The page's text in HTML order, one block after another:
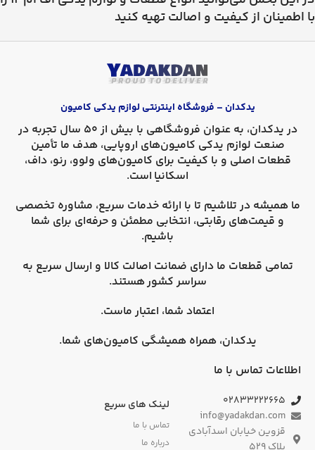
با اطمینان از کیفیت و اصالت تهیه کنید
یدکدان – فروشگاه اینترنتی لوازم یدکی کامیون
در یدکدان
، به عنوان فروشگاهی با بیش از 50 سال تجربه در
صنعت لوازم یدکی کامیون‌های اروپایی، هدف ما تأمین
قطعات اصلی و با کیفیت برای کامیون‌های ولوو، رنو، داف،
اسکانیا است.
ما همیشه در تلاشیم تا با ارائه خدمات سریع، مشاوره تخصصی
و قیمت‌های رقابتی، انتخابی مطمئن و حرفه‌ای برای شما
باشیم.
تمامی قطعات ما دارای ضمانت اصالت کالا و ارسال سریع به
سراسر کشورهستند.
اعتماد شما، اعتبار ماست.
یدکدان، همراه همیشگی کامیون‌های شما.
اطلاعات تماس با ما
۰۲۸۳۳۲۲۲۶۶۵
info@yadakdan.com
قزوین خیابان اسدآبادی
لینک های سریع
تماس با ما
درباره ما